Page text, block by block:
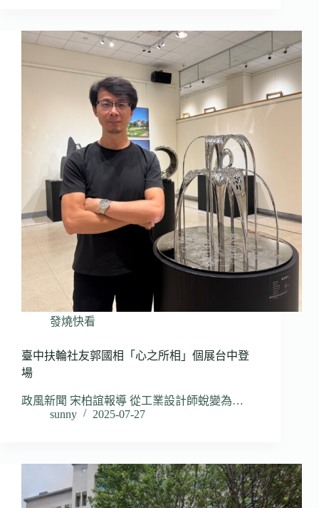
發燒快看
臺中扶輪社友郭國相「心之所相」個展台中登
場
政風新聞 宋柏誼報導 從工業設計師蛻變為…
sunny
2025-07-27